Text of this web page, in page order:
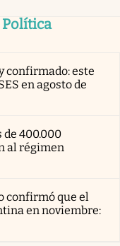
Política
confirmado: este
en agosto de
de 400.000
al régimen
confirmó que el
en noviembre: